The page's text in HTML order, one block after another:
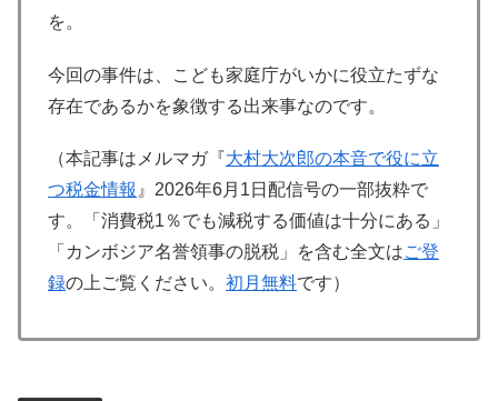
を。
今回の事件は、こども家庭庁がいかに役立たずな
存在であるかを象徴する出来事なのです。
（本記事はメルマガ『大村大次郎の本音で役に立
つ税金情報 』2026年6月1日配信号の一部抜粋で
す。「消費税1％でも減税する価値は十分にある」
「カンボジア名誉領事の脱税」を含む全文はご登
録の上ご覧ください。 初月無料です）